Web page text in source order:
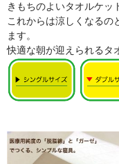
きもちのよいタオルケッ
これからは涼しくなるの
ます。
快適な朝が迎えられるタ